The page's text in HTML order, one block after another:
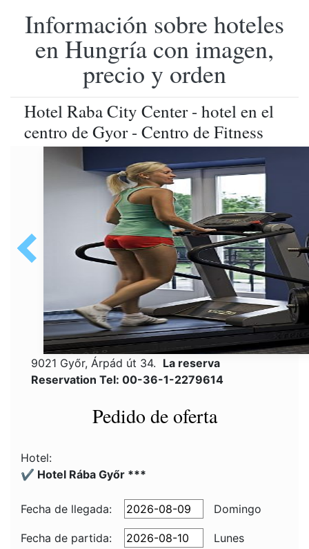
Información sobre hoteles
en Hungría con imagen,
precio y orden
Hotel Raba City Center - hotel en el
centro de Gyor - Centro de Fitness
9021 Győr, Árpád út 34. La reserva
Reservation Tel: 00-36-1-2279614
Pedido de oferta
Hotel:
✔️ Hotel Rába Győr ***
Fecha de llegada: Domingo
Fecha de partida:
Lunes